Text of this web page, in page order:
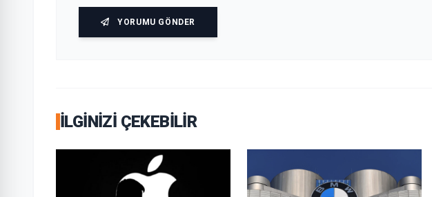
YORUMU GÖNDER
İLGINIZI ÇEKEBILIR